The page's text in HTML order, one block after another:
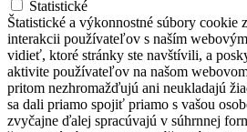
Štatistické
Štatistické a výkonnostné súbory cookie
interakcii používateľov s naším
vidieť, ktoré stránky ste navštívili, a
aktivite používateľov na našom
pritom nezhromažďujú ani neukladajú
sa dali priamo spojiť priamo s vašou
zvyčajne ďalej spracúvajú v súhrnnej